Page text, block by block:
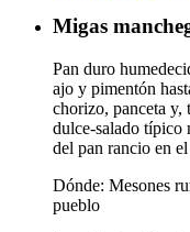
Migas
Pan duro
ajo y pimentón
chorizo, panceta y,
dulce-salado típico
del pan rancio en
Dónde: Mesones
pueblo